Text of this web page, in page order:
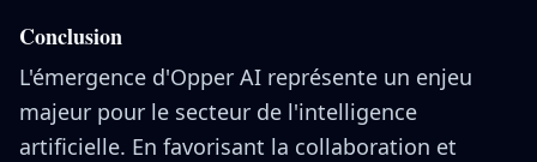
Conclusion
L'émergence d'Opper AI représente un enjeu
majeur pour le secteur de l'intelligence
artificielle. En favorisant la collaboration et